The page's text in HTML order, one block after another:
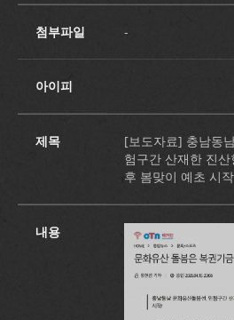
첨부파일 -
아이피
제목
[보도자료] 충남동
험구간 산재한 진
후 봄맞이 예초 시
내용